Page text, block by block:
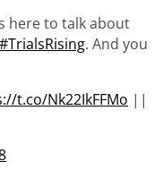
here to talk about
#TrialsRising. And you
t.co/Nk22IkFFMo ||